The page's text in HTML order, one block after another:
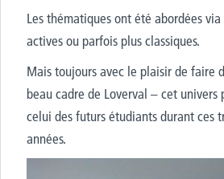
Les thématiques ont été abordées via
actives ou parfois plus classiques.
Mais toujours avec le plaisir de faire
beau cadre de Loverval –cet univers
celui des futurs étudiantsdurant ces
années.